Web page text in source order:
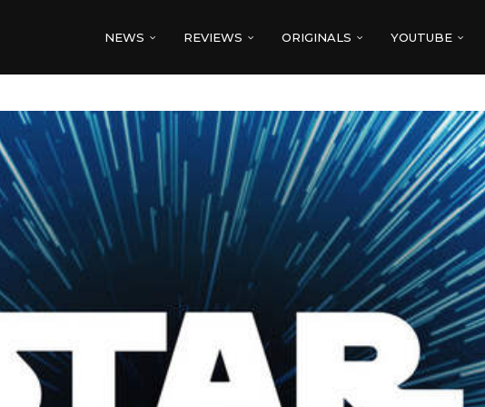
NEWS REVIEWS ORIGINALS YOUTUBE